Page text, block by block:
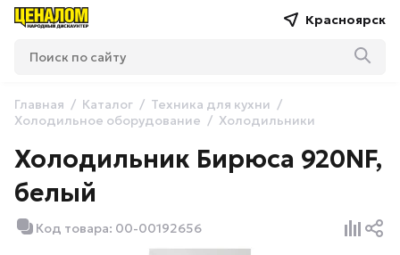
Красноярск
Главная Каталог
Техника для кухни
Холодильное оборудование
Холодильники
Холодильник Бирюса 920NF,
белый
Код товара: 00-00192656